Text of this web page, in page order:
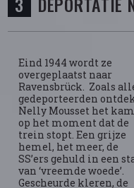
Eind 1944 wordt ze
overgeplaatst naar
Ravensbrück. Zoals
gedeporteerden
Nelly Mousset het
op het moment dat de
trein stopt. Een grijze
hemel, het meer, de
SS’ers gehuld in een
van ‘vreemde woede’.
Gescheurde kleren, de